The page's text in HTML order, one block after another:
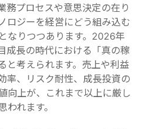
務プロセスや意思決定の在り
ロジーを経営にどう組み込む
なりつつあります。2026年
成長の時代における「真の稼
と考えられます。売上や利益
率、リスク耐性、成長投資の
向上が、これまで以上に厳し
れます。